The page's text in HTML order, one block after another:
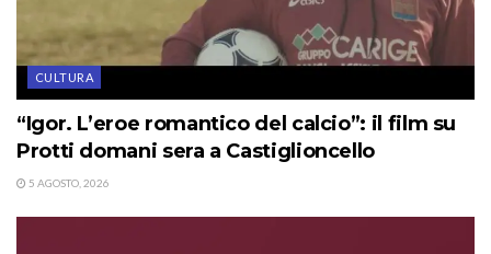
CULTURA
“Igor. L’eroe romantico del calcio”: il film su
Protti domani sera a Castiglioncello
5 AGOSTO, 2026